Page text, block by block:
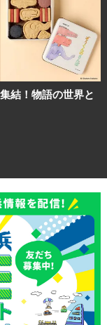
結！物語の世界と